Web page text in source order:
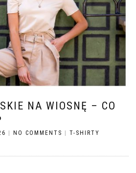
NA WIOSNĘ – CO
NO COMMENTS
T-SHIRTY